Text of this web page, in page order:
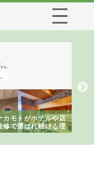
カモトがホテルや店
修で選ばれ続ける理